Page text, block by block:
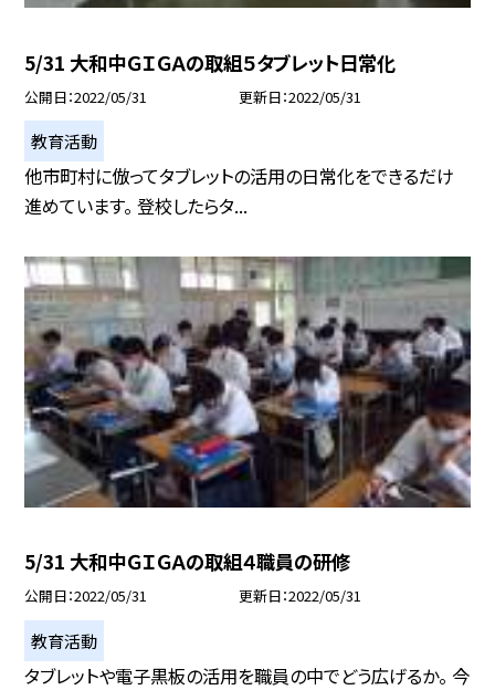
5/31 大和中ＧＩＧＡの取組５タブレット日常化
公開日 2022/05/31 更新日 2022/05/31
教育活動
他市町村に倣ってタブレットの活用の日常化をできるだけ
進めています。 登校したらタ...
5/31 大和中ＧＩＧＡの取組４職員の研修
公開日 2022/05/31 更新日 2022/05/31
教育活動
タブレットや電子黒板の活用を職員の中でどう広げるか。 今